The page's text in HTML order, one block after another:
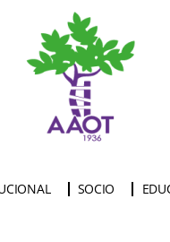
SOCIO